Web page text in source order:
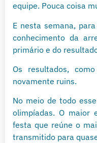
equipe. Pouca coisa
E nesta semana,
conhecimento da
primário e do
Os resultados,
novamente ruins.
No meio de todo
olimpíadas. O maior
festa que reúne o
transmitido para